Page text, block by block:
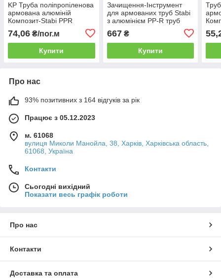
KP Труба поліпропіленова
армована алюміній
Композит-Stabi PPR
опалення Чехія
74,06 ₴/пог.м
Купити
Зачищення-Інструмент
для армованих труб Stabi
з алюмінієм PP-R труб
Wezer 50 мм Німеччина
667₴
Купити
Про нас
93% позитивних з 164 відгуків за рік
Працює з 05.12.2023
м. 61068
вулиця Миколи Манойла, 38, Харків, Харківська область,
61068, Україна
Контакти
Сьогодні вихідний
Показати весь графік роботи
Про нас
Контакти
Доставка та оплата